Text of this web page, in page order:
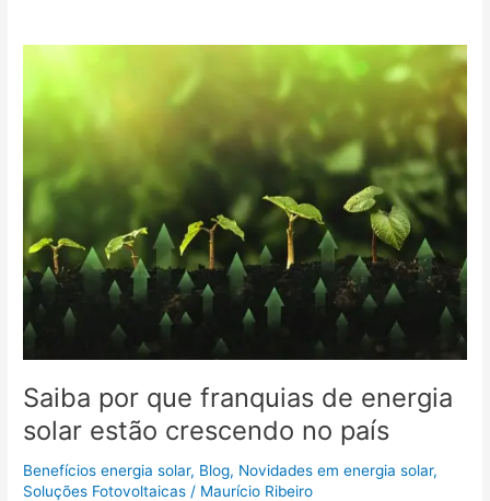
Saiba por que franquias de energia
solar estão crescendo no país
Benefícios energia solar, Blog, Novidades em energia solar,
Soluções Fotovoltaicas / Maurício Ribeiro
Saiba
por
que
franquias
energia
estão
crescendo
no